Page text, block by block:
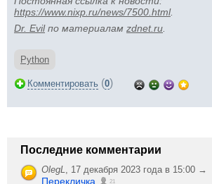
https://www.nixp.ru/news/7500.html.
Dr. Evilпо материалам zdnet.ru
Python
Комментировать (0)
Последние комментарии
OlegL, 17 декабря 2023 года в 15:00 →
Перекличка 21